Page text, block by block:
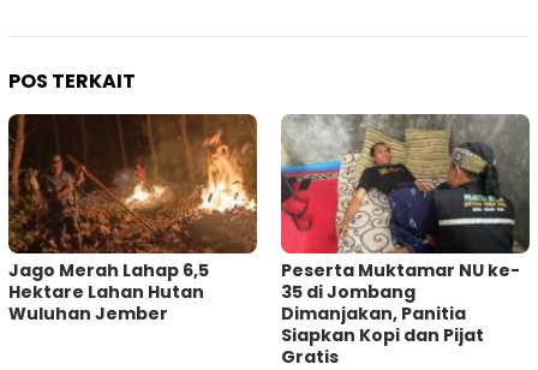
POS TERKAIT
Jago Merah Lahap 6,5
Hektare Lahan Hutan
Wuluhan Jember
Peserta Muktamar NU ke-
35 di Jombang
Dimanjakan, Panitia
Siapkan Kopi dan Pijat
Gratis